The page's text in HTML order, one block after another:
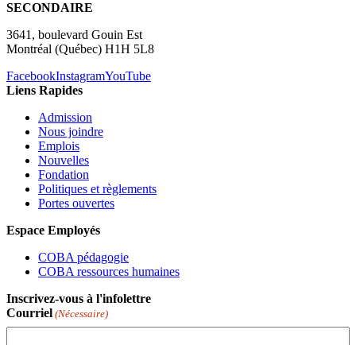
SECONDAIRE
3641, boulevard Gouin Est
Montréal (Québec) H1H 5L8
FacebookInstagramYouTube
Liens Rapides
Admission
Nous joindre
Emplois
Nouvelles
Fondation
Politiques et règlements
Portes ouvertes
Espace Employés
COBA pédagogie
COBA ressources humaines
Inscrivez-vous à l'infolettre
Courriel (Nécessaire)